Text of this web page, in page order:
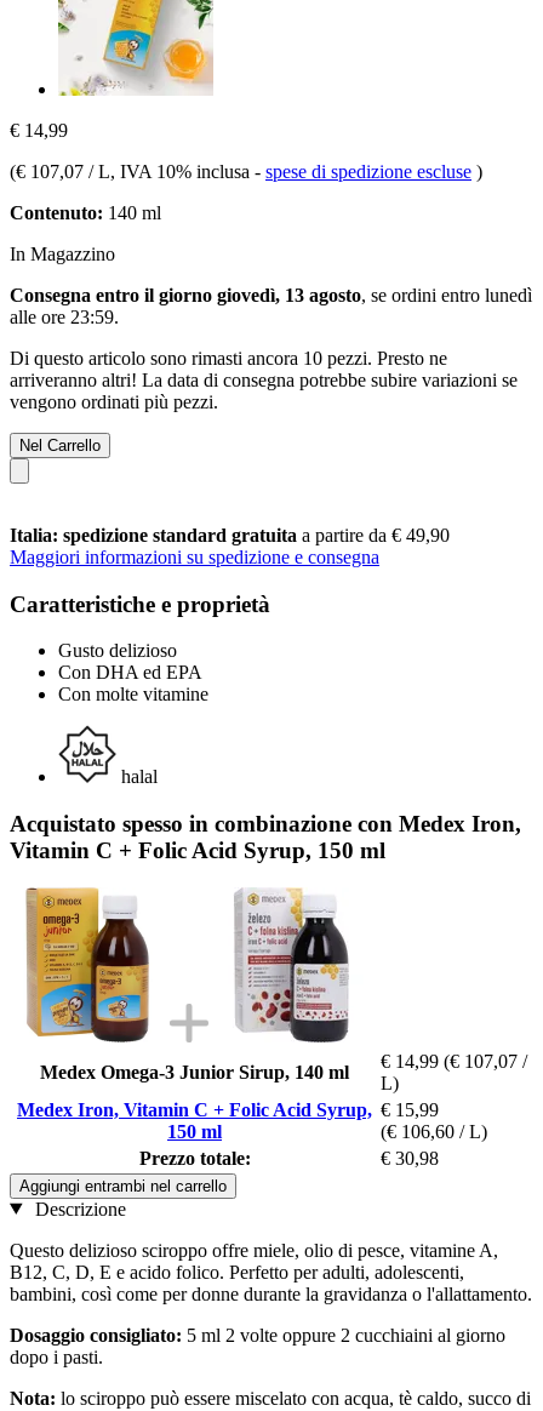
€ 14,99
(€ 107,07 / L, IVA 10% inclusa - spese di spedizione escluse )
Contenuto: 140 ml
In Magazzino
Consegna entro il giorno giovedì, 13 agosto, se ordini entro lunedì
alle ore 23:59.
Di questo articolo sono rimasti ancora 10 pezzi. Presto ne
arriveranno altri! La data di consegna potrebbe subire variazioni se
vengono ordinati più pezzi.
Nel Carrello
Italia: spedizione standard gratuita a partire da € 49,90
Maggiori informazioni su spedizione e consegna
Caratteristiche e proprietà
Gusto delizioso
Con DHA ed EPA
Con molte vitamine
halal
Acquistato spesso in combinazione con Medex Iron,
Vitamin C + Folic Acid Syrup, 150 ml
Medex Omega-3 Junior Sirup, 140 ml
€ 14,99 (€ 107,07 /
L)
Medex Iron, Vitamin C + Folic Acid Syrup,
150 ml
€ 15,99
(€ 106,60 / L)
Prezzo totale:
€ 30,98
Aggiungi entrambi nel carrello
Descrizione
Questo delizioso sciroppo offre miele, olio di pesce, vitamine A,
B12, C, D, E e acido folico. Perfetto per adulti, adolescenti,
bambini, così come per donne durante la gravidanza o l'allattamento.
Dosaggio consigliato: 5 ml 2 volte oppure 2 cucchiaini al giorno
dopo i pasti.
Nota: lo sciroppo può essere miscelato con acqua, tè caldo, succo di